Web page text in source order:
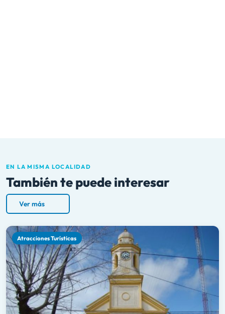
EN LA MISMA LOCALIDAD
También te puede interesar
Ver más
Atracciones Turísticas